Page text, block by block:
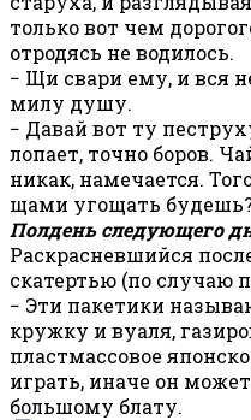
только вот чем
отродясь не водилось.
− Щи свари ему, и вся
милу душу.
− Давай вот ту
лопает, точно боров.
никак, намечается.
щами угощать
Полдень следующего
Раскрасневшийся
скатертью (по случаю
− Эти пакетики
кружку и вуаля,
пластмассовое
играть, иначе он
большому блату.